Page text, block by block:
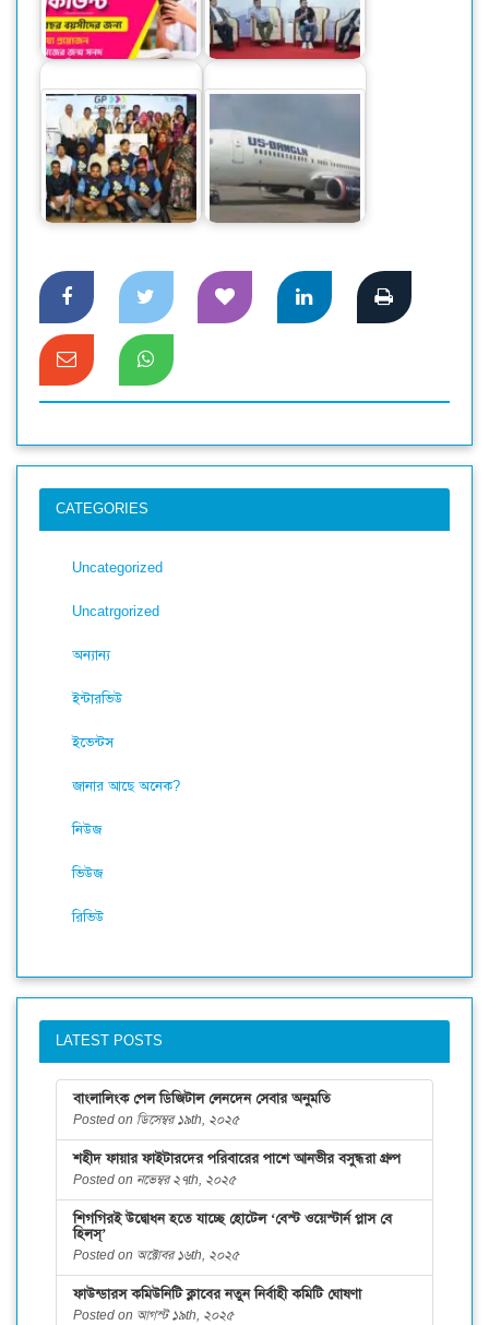
বিকাশের স্টুডেন্ট
অ্যাকাউন্ট ক্যাশলেস
লেনদেনে…
স্মার্ট বাংলাদেশ বিনির্মাণে
‘সেন্ট্রাল ফোরাম’ গঠনের
আহ্বান
শুরু হল জিপি
এক্সিলারেটর বুটক্যাম্প
১৯ এপ্রিল থেকে চেন্নাই
রুটে ইউএস-বাংলার
ফ্লাইট বৃদ্ধি
CATEGORIES
Uncategorized
Uncatrgorized
অন্যান্য
ইন্টারভিউ
ইভেন্টস
জানার আছে অনেক?
নিউজ
ভিউজ
রিভিউ
LATEST POSTS
বাংলালিংক পেল ডিজিটাল লেনদেন সেবার অনুমতি
Posted on ডিসেম্বর ১৯th, ২০২৫
শহীদ ফায়ার ফাইটারদের পরিবারের পাশে আনভীর বসুন্ধরা গ্রুপ
Posted on নভেম্বর ২৭th, ২০২৫
শিগগিরই উদ্বোধন হতে যাচ্ছে হোটেল ‘বেস্ট ওয়েস্টার্ন প্লাস বে
হিলস্’
Posted on অক্টোবর ১৬th, ২০২৫
ফাউন্ডারস কমিউনিটি ক্লাবের নতুন নির্বাহী কমিটি ঘোষণা
Posted on আগস্ট ১৯th, ২০২৫